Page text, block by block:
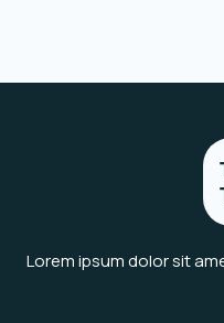
Lorem ipsum dolor sit